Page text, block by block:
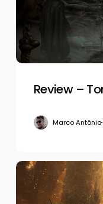
Review –
Marco Antônio
Review
–
Beast